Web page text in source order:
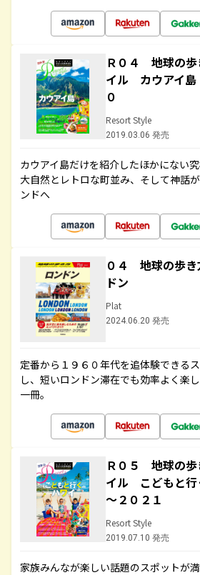
Ｒ０４ 地球の
イル カウアイ
０
Resort Style
2019.03.06 発売
カウアイ島だけを紹介したほかにない
大自然とレトロな町並み、そして神話
ンドへ
０４ 地球の歩
ドン
Plat
2024.06.20 発売
定番から１９６０年代を追体験できる
し、短いロンドン滞在でも効率よく楽
一冊。
Ｒ０５ 地球の
イル こどもと
～２０２１
Resort Style
2019.07.10 発売
家族みんなが楽しい話題のスポットが